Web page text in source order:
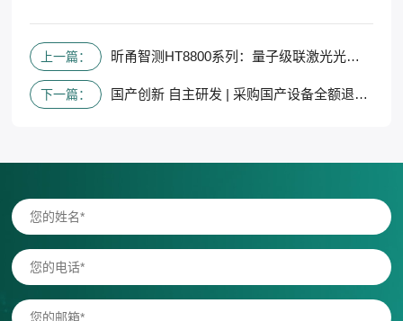
上一篇： 昕甬智测HT8800系列：量子级联激光光谱技术在气体检测领域的应用优势
下一篇： 国产创新 自主研发 | 采购国产设备全额退还增值税